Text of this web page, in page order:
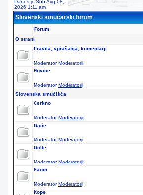
Danes je Sob Avg 08,
2026 1:11 am
Slovenski smučarski forum
Forum
O strani
Pravila, vprašanja, komentarji
ModeratorModeratorji
Novice
ModeratorModeratorji
Slovenska smučišča
Cerkno
ModeratorModeratorji
Gače
ModeratorModeratorji
Golte
ModeratorModeratorji
Kanin
ModeratorModeratorji
Kope